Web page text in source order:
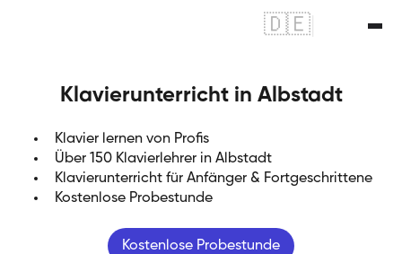
🇩🇪
Klavierunterricht in Albstadt
Klavier lernen von Profis
Über 150 Klavierlehrer in Albstadt
Klavierunterricht für Anfänger & Fortgeschrittene
Kostenlose Probestunde
Kostenlose Probestunde